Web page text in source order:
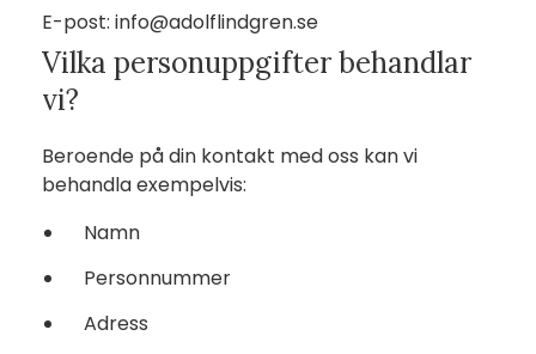
E-post: info@adolflindgren.se
Vilka personuppgifter behandlar
vi?
Beroende på din kontakt med oss kan vi
behandla exempelvis:
Namn
Personnummer
Adress